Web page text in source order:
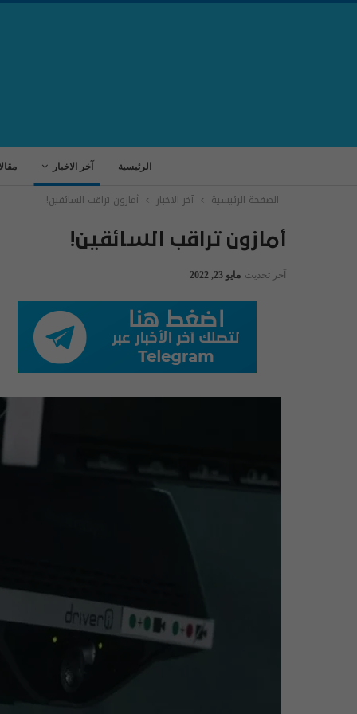
الرئيسية آخر الاخبار
الصفحة الرئيسية آخر الاخبار أمازون تراقب السائقين!
أمازون تراقب السائقين!
آخر تحديث مايو 23, 2022